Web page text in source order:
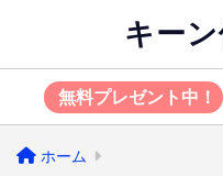
キー
無料プレゼント中！
ホーム